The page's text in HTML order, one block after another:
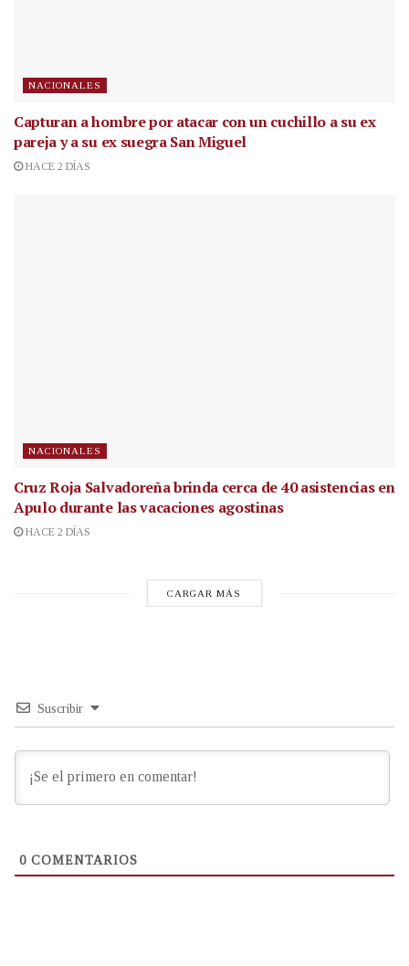
NACIONALES
Capturan a hombre por atacar con un cuchillo a su ex
pareja y a su ex suegra San Miguel
HACE 2 DÍAS
NACIONALES
Cruz Roja Salvadoreña brinda cerca de 40 asistencias en
Apulo durante las vacaciones agostinas
HACE 2 DÍAS
CARGAR MÁS
Suscribir
0 COMENTARIOS